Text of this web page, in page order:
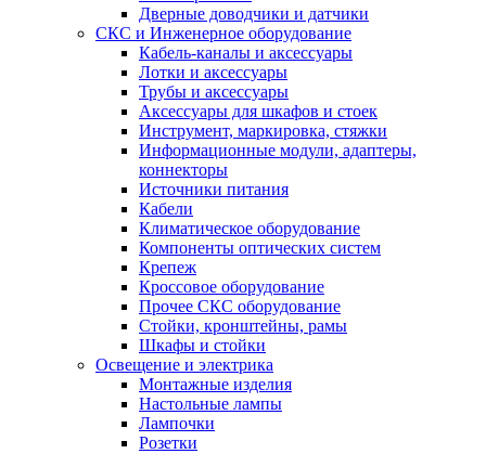
Дверные доводчики и датчики
СКС и Инженерное оборудование
Кабель-каналы и аксессуары
Лотки и аксессуары
Трубы и аксессуары
Аксессуары для шкафов и стоек
Инструмент, маркировка, стяжки
Информационные модули, адаптеры,
коннекторы
Источники питания
Кабели
Климатическое оборудование
Компоненты оптических систем
Крепеж
Кроссовое оборудование
Прочее СКС оборудование
Стойки, кронштейны, рамы
Шкафы и стойки
Освещение и электрика
Монтажные изделия
Настольные лампы
Лампочки
Розетки